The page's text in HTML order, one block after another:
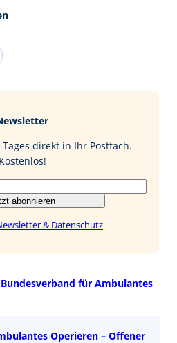
direkt in Ihr Postfach.
Kostenlos!
abonnieren
& Datenschutz
für Ambulantes
Operieren – Offener